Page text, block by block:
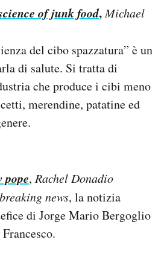
of junk food,Michael
del cibo spazzatura” è un
di salute. Si tratta di
che produce i cibi meno
merendine, patatine ed
pope, Rachel Donadio
breaking news, la notizia
di Jorge Mario Bergoglio